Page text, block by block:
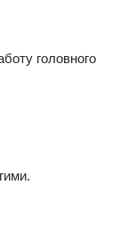
головного